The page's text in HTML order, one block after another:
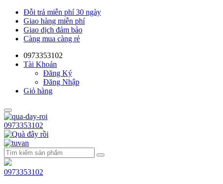
Đỗi trả miễn phí 30 ngày
Giao hàng miễn phí
Giao dịch đảm bảo
Càng mua càng rẻ
0973353102
Tài Khoản
Đăng Ký
Đăng Nhập
Giỏ hàng
0973353102
0973353102